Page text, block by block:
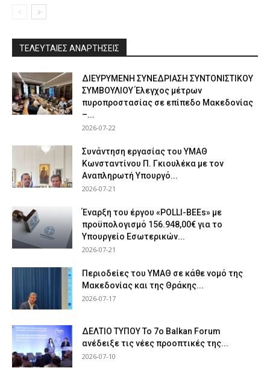
ΤΕΛΕΥΤΑΙΕΣ ΑΝΑΡΤΗΣΕΙΣ
ΔΙΕΥΡΥΜΕΝΗ ΣΥΝΕΔΡΙΑΣΗ ΣΥΝΤΟΝΙΣΤΙΚΟΥ
ΣΥΜΒΟΥΛΙΟΥ Έλεγχος μέτρων
πυροπροστασίας σε επίπεδο Μακεδονίας
–...
2026-07-22
Συνάντηση εργασίας του ΥΜΑΘ
Κωνσταντίνου Π. Γκιουλέκα με τον
Αναπληρωτή Υπουργό...
2026-07-21
Έναρξη του έργου «POLLI-BEEs» με
προϋπολογισμό 156.948,00€ για το
Υπουργείο Εσωτερικών...
2026-07-21
Περιοδείες του ΥΜΑΘ σε κάθε νομό της
Μακεδονίας και της Θράκης...
2026-07-17
ΔΕΛΤΙΟ ΤΥΠΟΥ Το 7ο Balkan Forum
ανέδειξε τις νέες προοπτικές της...
2026-07-10